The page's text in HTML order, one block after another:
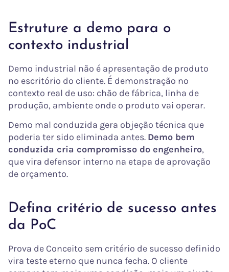
Estruture a demo para o
contexto industrial
Demo industrial não é apresentação de produto
no escritório do cliente. É demonstração no
contexto real de uso: chão de fábrica, linha de
produção, ambiente onde o produto vai operar.
Demo mal conduzida gera objeção técnica que
poderia ter sido eliminada antes. Demo bem
conduzida cria compromisso do engenheiro,
que vira defensor interno na etapa de aprovação
de orçamento.
Defina critério de sucesso antes
da PoC
Prova de Conceito sem critério de sucesso definido
vira teste eterno que nunca fecha. O cliente